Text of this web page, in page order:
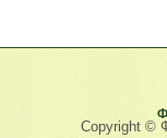
Copyright ©